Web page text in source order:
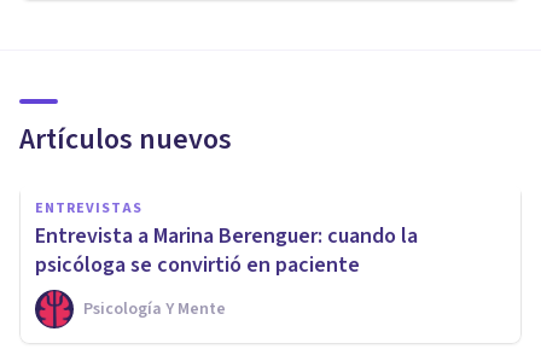
Artículos nuevos
ENTREVISTAS
Entrevista a Marina Berenguer: cuando la
psicóloga se convirtió en paciente
Psicología Y Mente